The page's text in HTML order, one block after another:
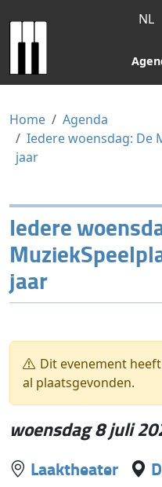
NL
Home
Agenda
Iedere woensdag: De
jaar
Iedere
jaar
Dit evenement heeft
al plaatsgevonden.
woensdag 8 juli
Laaktheater